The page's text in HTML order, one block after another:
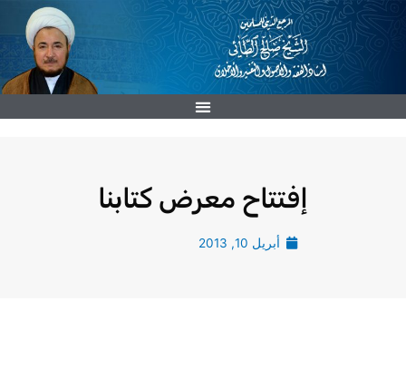
تخطي
إفتتاح معرض كتابنا
أبريل 10, 2013